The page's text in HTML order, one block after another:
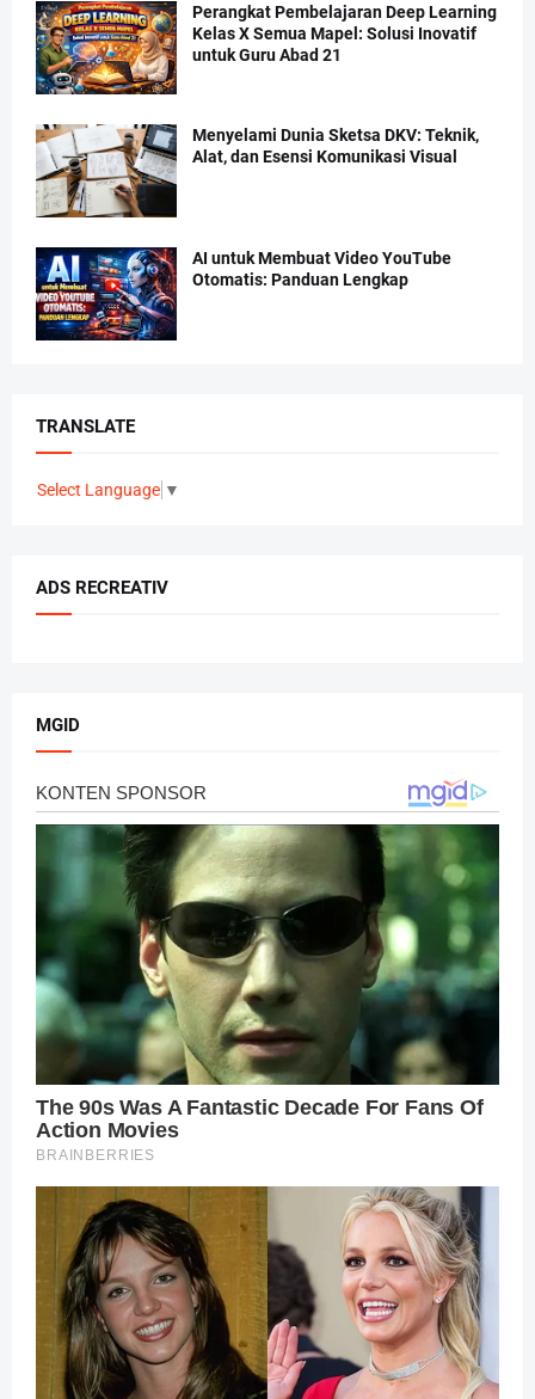
Perangkat Pembelajaran Deep Learning
Kelas X Semua Mapel: Solusi Inovatif
untuk Guru Abad 21
Menyelami Dunia Sketsa DKV: Teknik,
Alat, dan Esensi Komunikasi Visual
AI untuk Membuat Video YouTube
Otomatis: Panduan Lengkap
TRANSLATE
Select Language ▼
ADS RECREATIV
MGID